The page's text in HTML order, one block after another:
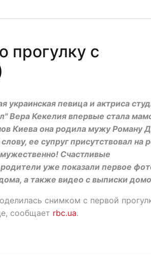
прогулку с
украинская певица и актриса
Вера Кекелия впервые стала
Киева она родила мужу Роману
ее супруг присутствовал на
Счастливые
уже показали первое
а также видео с выписки
снимком с первой
сообщает rbc.ua.